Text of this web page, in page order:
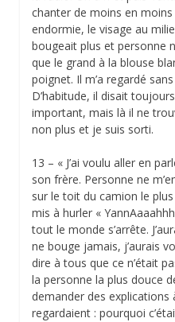
chanter de moins en moins
endormie, le visage au
bougeait plus et personne
que le grand à la blouse
poignet. Il m’a regardé
D’habitude, il disait
important, mais là il ne
non plus et je suis sorti.
13 – « J’ai voulu aller en
son frère. Personne ne
sur le toit du camion le
mis à hurler «
tout le monde s’arrête.
ne bouge jamais, j’aurais
dire à tous que ce n’était
la personne la plus douce
demander des explications
regardaient : pourquoi